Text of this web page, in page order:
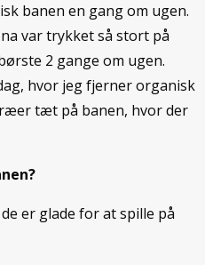
banen en gang om ugen.
var trykket så stort på
2 gange om ugen.
hvor jeg fjerner organisk
tæt på banen, hvor der
er glade for at spille på